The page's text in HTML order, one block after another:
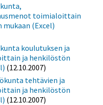
toimialoittain
(Excel)
koulutuksen ja
ja henkilöstön
(12.10.2007)
tehtävien ja
ja henkilöstön
(12.10.2007)